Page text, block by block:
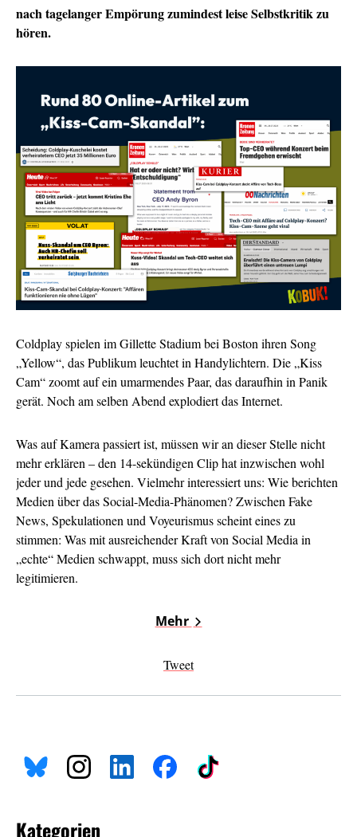
nach tagelanger Empörung zumindest leise Selbstkritik zu
hören.
Coldplay spielen im Gillette Stadium bei Boston ihren Song
„Yellow“, das Publikum leuchtet in Handylichtern. Die „Kiss
Cam“ zoomt auf ein umarmendes Paar, das daraufhin in Panik
gerät. Noch am selben Abend explodiert das Internet.
Was auf Kamera passiert ist, müssen wir an dieser Stelle nicht
mehr erklären – den 14-sekündigen Clip hat inzwischen wohl
jeder und jede gesehen. Vielmehr interessiert uns: Wie berichten
Medien über das Social-Media-Phänomen? Zwischen Fake
News, Spekulationen und Voyeurismus scheint eines zu
stimmen: Was mit ausreichender Kraft von Social Media in
„echte“ Medien schwappt, muss sich dort nicht mehr
legitimieren.
Mehr
Tweet
Kategorien